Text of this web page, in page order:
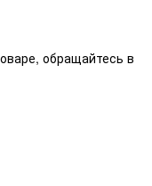
обращайтесь в